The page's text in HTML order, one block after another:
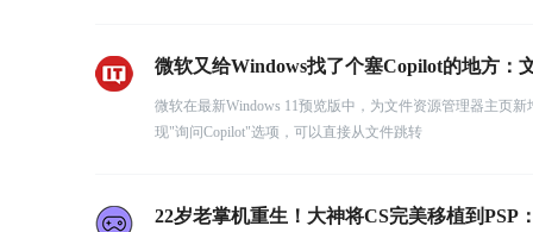
微软又给Windows找了个塞Copilot的地方：
微软在最新Windows 11预览版中，为文件资源管理器主页
现"询问Copilot"选项，可以直接从文件跳转
22岁老掌机重生！大神将CS完美移植到PSP